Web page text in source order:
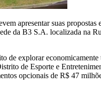
apresentar suas
da B3 S.A. localizada
de explorar
de Esporte e
opcionais de R$ 47